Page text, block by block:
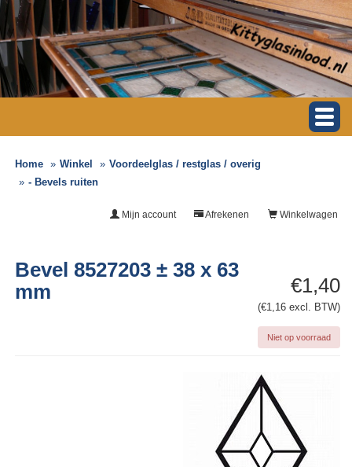
Home Winkel
Voordeelglas / restglas / overig
- Bevels ruiten
Winkelwagen
Afrekenen
Mijn account
€1,40
(€1,16 excl. BTW)
Niet op voorraad
Bevel 8527203 ± 38 x 63
mm